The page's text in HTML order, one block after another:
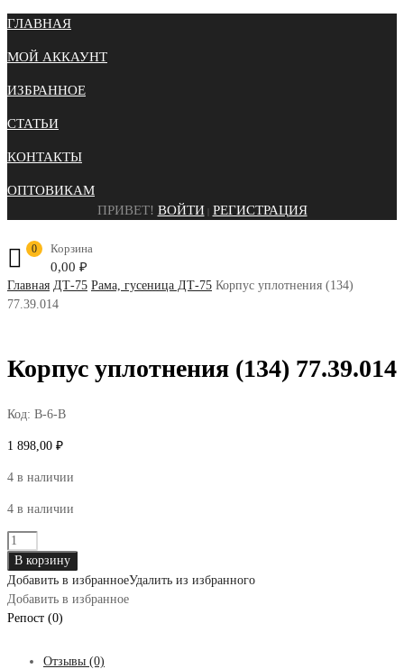
ГЛАВНАЯ
МОЙ АККАУНТ
ИЗБРАННОЕ
СТАТЬИ
КОНТАКТЫ
ОПТОВИКАМ
ПРИВЕТ! ВОЙТИ | РЕГИСТРАЦИЯ
Корзина
0,00 ₽
0
Главная ДТ-75 Рама, гусеница ДТ-75 Корпус уплотнения (134)
77.39.014
Корпус уплотнения (134) 77.39.014
Код: В-6-В
1 898,00 ₽
4 в наличии
4 в наличии
Количество
товара
Корпус
уплотнения
(134)
В корзину
Добавить в избранноеУдалить из избранного
Добавить в избранное
Репост (0)
Отзывы (0)